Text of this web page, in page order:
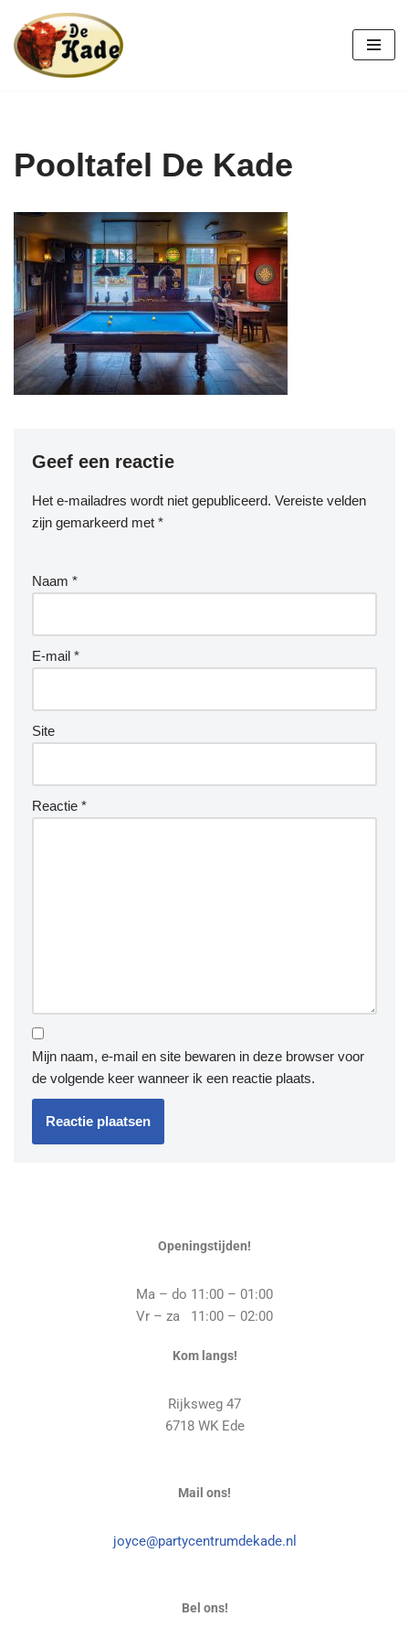
Ga
naar
Pooltafel De Kade
Geef een reactie
Het e-mailadres wordt niet gepubliceerd. Vereiste velden
zijn gemarkeerd met *
Naam *
E-mail *
Site
Reactie *
Mijn naam, e-mail en site bewaren in deze browser voor
de volgende keer wanneer ik een reactie plaats.
Openingstijden!
Ma – do 11:00 – 01:00
Vr – za 11:00 – 02:00
Kom langs!
Rijksweg 47
6718 WK Ede
Mail ons!
joyce@partycentrumdekade.nl
Bel ons!